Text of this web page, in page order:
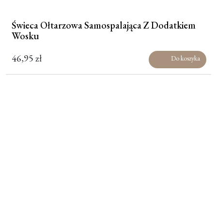
Świeca Ołtarzowa Samospalająca Z Dodatkiem
Wosku
46,95zł Do koszyka